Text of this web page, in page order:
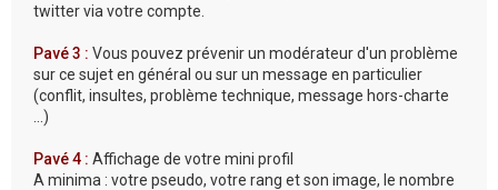
twitter via votre compte.
Pavé 3 : Vous pouvez prévenir un modérateur d'un problème
sur ce sujet en général ou sur un message en particulier
(conflit, insultes, problème technique, message hors-charte
...)
Pavé 4 : Affichage de votre mini profil
A minima : votre pseudo, votre rang et son image, le nombre